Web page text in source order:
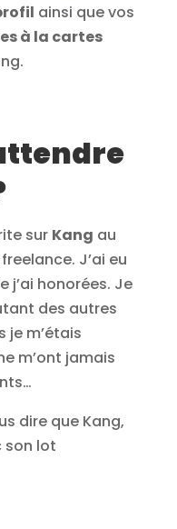
ainsi que vos
à la cartes
sur Kang au
J’ai eu
j’ai honorées. Je
des autres
je m’étais
m’ont jamais
dire que Kang,
son lot